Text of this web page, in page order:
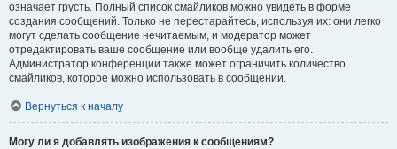
означает грусть. Полный список смайликов можно увидеть в форме
создания сообщений. Только не перестарайтесь, используя их: они легко
могут сделать сообщение нечитаемым, и модератор может
отредактировать ваше сообщение или вообще удалить его.
Администратор конференции также может ограничить количество
смайликов, которое можно использовать в сообщении.
Вернуться к началу
Могу ли я добавлять изображения к сообщениям?